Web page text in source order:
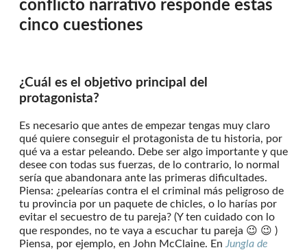
conflicto narrativo responde estas
cinco cuestiones
¿Cuál es el objetivo principal del
protagonista?
Es necesario que antes de empezar tengas muy claro
qué quiere conseguir el protagonista de tu historia, por
qué va a estar peleando. Debe ser algo importante y que
desee con todas sus fuerzas, de lo contrario, lo normal
sería que abandonara ante las primeras dificultades.
Piensa: ¿pelearías contra el el criminal más peligroso de
tu provincia por un paquete de chicles, o lo harías por
evitar el secuestro de tu pareja? (Y ten cuidado con lo
que respondes, no te vaya a escuchar tu pareja 😉 😉 )
Piensa, por ejemplo, en John McClaine. En Jungla de